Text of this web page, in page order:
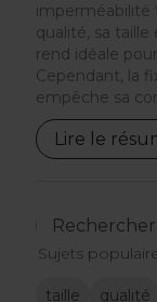
imperméabilité
qualité, sa
rend idéale
Cependant, la
empêche sa
Lire le
Sujets
taille qualité